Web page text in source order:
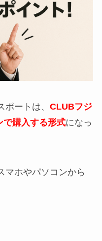
ートは、 CLUBフジ
で購入する形式になっ
マホやパソコンから